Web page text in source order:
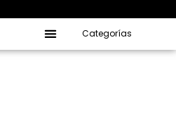
Categorías